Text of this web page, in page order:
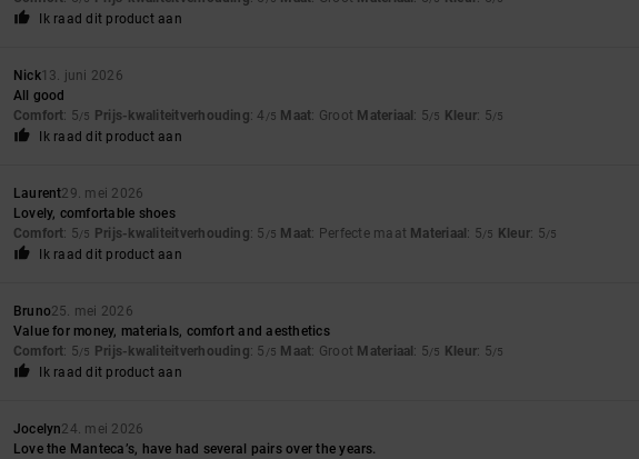
Ik raad dit product aan
Nick13. juni 2026
All good
Comfort: 5/5 Prijs-kwaliteitverhouding: 4 /5 Maat: Groot Materiaal : 5/5 Kleur: 5/5
Ik raad dit product aan
Laurent29. mei 2026
Lovely, comfortable shoes
Comfort: 5/5 Prijs-kwaliteitverhouding: 5 /5 Maat: Perfecte maat Materiaal : 5/5 Kleur: 5/5
Ik raad dit product aan
Bruno25. mei 2026
Value for money, materials, comfort and aesthetics
Comfort: 5/5 Prijs-kwaliteitverhouding: 5 /5 Maat: Groot Materiaal : 5/5 Kleur: 5/5
Ik raad dit product aan
Jocelyn24. mei 2026
Love the Manteca’s, have had several pairs over the years.